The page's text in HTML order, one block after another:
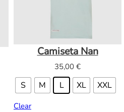
Camiseta Nan
35,00 €
S M L XL XXL
Clear